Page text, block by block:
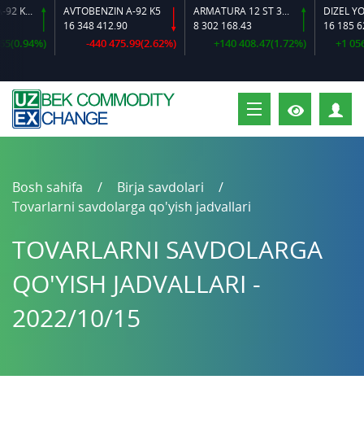
AVTOBENZIN A-92 K2-L
AVTOBENZIN A-92 K5
16 348 412.90
-440 475.99(2.62%)
ARMATURA 12 ST 35 GS O‘LCHAMLI
8 302 168.43
+140 408.47(1.72%)
DIZEL
16 185
+1 056
Bosh sahifa
Birja savdolari
Tovarlarni savdolarga qo'yish jadvallari
TOVARLARNI SAVDOLARGA
QO'YISH JADVALLARI -
2022/10/15